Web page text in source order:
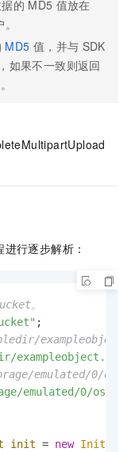
的 MD5 值放在
MD5 值，并与 SDK
如果不一致则返回
行逐步解析：
。
exampleobject.txt"
emulated/0/
emulated/0/oss/
init = new